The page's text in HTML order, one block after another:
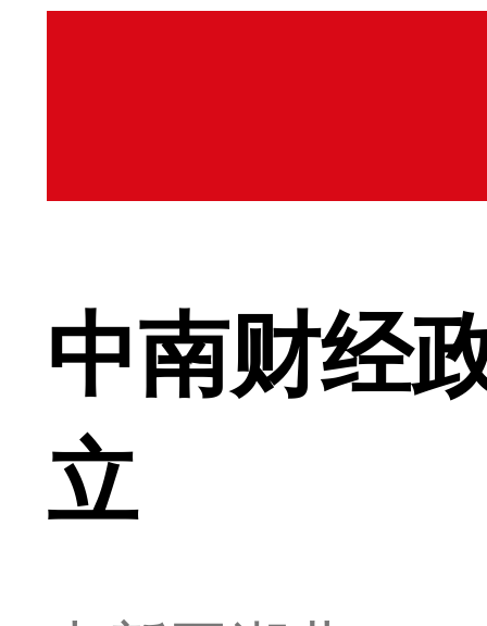
中南财经
立